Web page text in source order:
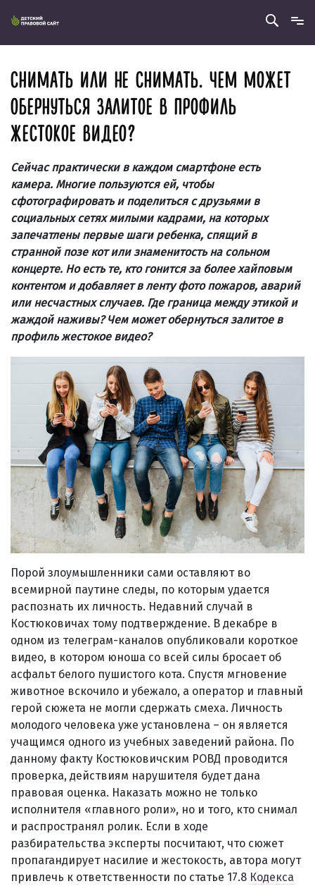
СНИМАТЬ ИЛИ НЕ СНИМАТЬ. ЧЕМ МОЖЕТ
ОБЕРНУТЬСЯ ЗАЛИТОЕ В ПРОФИЛЬ
ЖЕСТОКОЕ ВИДЕО?
Сейчас практически в каждом смартфоне есть
камера. Многие пользуются ей, чтобы
сфотографировать и поделиться с друзьями в
социальных сетях милыми кадрами, на которых
запечатлены первые шаги ребенка, спящий в
странной позе кот или знаменитость на сольном
концерте. Но есть те, кто гонится за более хайповым
контентом и добавляет в ленту фото пожаров, аварий
или несчастных случаев. Где граница между этикой и
жаждой наживы? Чем может обернуться залитое в
профиль жестокое видео?
Порой злоумышленники сами оставляют во
всемирной паутине следы, по которым удается
распознать их личность. Недавний случай в
Костюковичах тому подтверждение. В декабре в
одном из телеграм-каналов опубликовали короткое
видео, в котором юноша со всей силы бросает об
асфальт белого пушистого кота. Спустя мгновение
животное вскочило и убежало, а оператор и главный
герой сюжета не могли сдержать смеха. Личность
молодого человека уже установлена – он является
учащимся одного из учебных заведений района. По
данному факту Костюковичским РОВД проводится
проверка, действиям нарушителя будет дана
правовая оценка. Наказать можно не только
исполнителя «главного роли», но и того, кто снимал
и распространял ролик. Если в ходе
разбирательства эксперты посчитают, что сюжет
пропагандирует насилие и жестокость, автора могут
привлечь к ответственности по статье 17.8 Кодекса